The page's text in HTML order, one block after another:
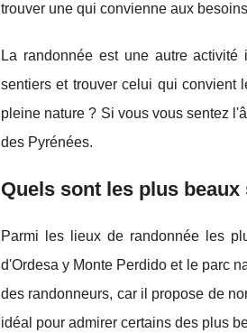
trouver une qui convienne aux
La randonnée est une autre
sentiers et trouver celui qui convient
pleine nature ? Si vous vous sentez
des Pyrénées.
Quels sont les plus
Parmi les lieux de randonnée les
d'Ordesa y Monte Perdido et le parc
des randonneurs, car il propose de
idéal pour admirer certains des plus